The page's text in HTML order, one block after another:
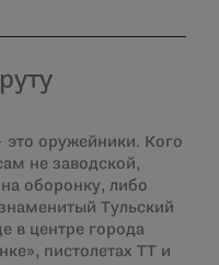
оружейники. Кого
не заводской,
оборонку, либо
Тульский
в центре города
пистолетах ТТ и